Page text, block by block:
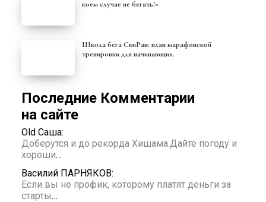
коем случае не бегать!»
Школа бега СкиРан: план марафонской
тренировки для начинающих.
Последние Комментарии
на сайте
Old Саша:
Доберутся и до рекорда Хишама.Дайте погоду и
хороши…
Василий ПАРНЯКОВ:
Если вы не профик, которому платят деньги за
старты…